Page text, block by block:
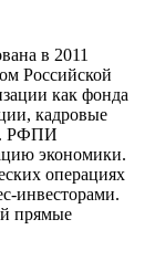
в 2011
Российской
как фонда
кадровые
РФПИ
экономики.
операциях
инвесторами.
прямые